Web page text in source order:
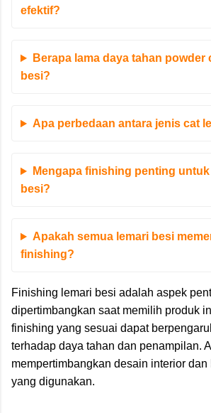
efektif?
Berapa lama daya tahan powder
besi?
Apa perbedaan antara jenis cat
Mengapa finishing penting
besi?
Apakah semua lemari besi
finishing?
Finishing lemari besi adalah aspek
dipertimbangkan saat memilih produk
finishing yang sesuai dapat
terhadap daya tahan dan penampilan.
mempertimbangkan desain interior dan
yang digunakan.